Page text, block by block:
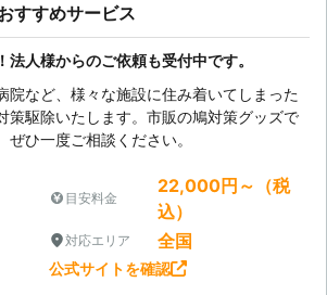
すすめサービス
人様からのご依頼も受付中です。
院など、様々な施設に住み着いてしまった
策駆除いたします。市販の鳩対策グッズで
ひ一度ご相談ください。
目安料金
22,000円～（税
込）
対応エリア 全国
公式サイトを確認